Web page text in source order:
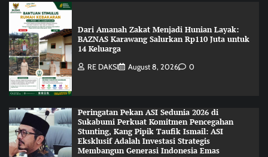
Dari Amanah Zakat Menjadi Hunian Layak:
BAZNAS Karawang Salurkan Rp110 Juta untuk
14 Keluarga
RE DAKSI August 8, 2026 0
Peringatan Pekan ASI Sedunia 2026 di
Sukabumi Perkuat Komitmen Pencegahan
Stunting, Kang Pipik Taufik Ismail: ASI
Eksklusif Adalah Investasi Strategis
Membangun Generasi Indonesia Emas